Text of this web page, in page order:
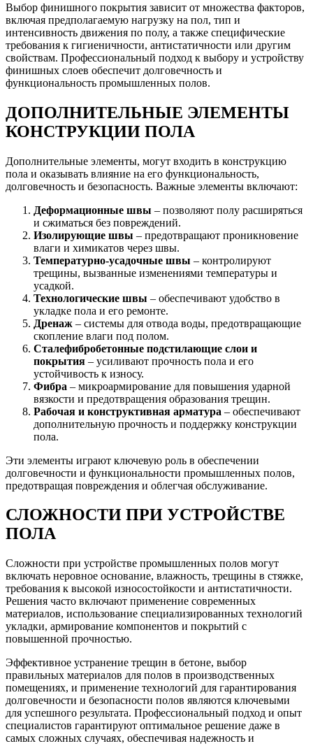
Выбор финишного покрытия зависит от множества факторов,
включая предполагаемую нагрузку на пол, тип и
интенсивность движения по полу, а также специфические
требования к гигиеничности, антистатичности или другим
свойствам. Профессиональный подход к выбору и устройству
финишных слоев обеспечит долговечность и
функциональность промышленных полов.
ДОПОЛНИТЕЛЬНЫЕ ЭЛЕМЕНТЫ
КОНСТРУКЦИИ ПОЛА
Дополнительные элементы, могут входить в конструкцию
пола и оказывать влияние на его функциональность,
долговечность и безопасность. Важные элементы включают:
Деформационные швы – позволяют полу расширяться
и сжиматься без повреждений.
Изолирующие швы – предотвращают проникновение
влаги и химикатов через швы.
Температурно-усадочные швы – контролируют
трещины, вызванные изменениями температуры и
усадкой.
Технологические швы – обеспечивают удобство в
укладке пола и его ремонте.
Дренаж – системы для отвода воды, предотвращающие
скопление влаги под полом.
Сталефибробетонные подстилающие слои и
покрытия – усиливают прочность пола и его
устойчивость к износу.
Фибра – микроармирование для повышения ударной
вязкости и предотвращения образования трещин.
Рабочая и конструктивная арматура – обеспечивают
дополнительную прочность и поддержку конструкции
пола.
Эти элементы играют ключевую роль в обеспечении
долговечности и функциональности промышленных полов,
предотвращая повреждения и облегчая обслуживание.
СЛОЖНОСТИ ПРИ УСТРОЙСТВЕ
ПОЛА
Сложности при устройстве промышленных полов могут
включать неровное основание, влажность, трещины в стяжке,
требования к высокой износостойкости и антистатичности.
Решения часто включают применение современных
материалов, использование специализированных технологий
укладки, армирование компонентов и покрытий с
повышенной прочностью.
Эффективное устранение трещин в бетоне, выбор
правильных материалов для полов в производственных
помещениях, и применение технологий для гарантирования
долговечности и безопасности полов являются ключевыми
для успешного результата. Профессиональный подход и опыт
специалистов гарантируют оптимальное решение даже в
самых сложных случаях, обеспечивая надежность и